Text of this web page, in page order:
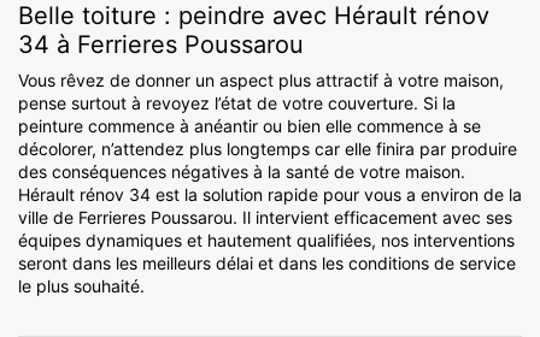
Belle toiture : peindre avec Hérault rénov
34 à Ferrieres Poussarou
Vous rêvez de donner un aspect plus attractif à votre maison,
pense surtout à revoyez l’état de votre couverture. Si la
peinture commence à anéantir ou bien elle commence à se
décolorer, n’attendez plus longtemps car elle finira par produire
des conséquences négatives à la santé de votre maison.
Hérault rénov 34 est la solution rapide pour vous a environ de la
ville de Ferrieres Poussarou. Il intervient efficacement avec ses
équipes dynamiques et hautement qualifiées, nos interventions
seront dans les meilleurs délai et dans les conditions de service
le plus souhaité.